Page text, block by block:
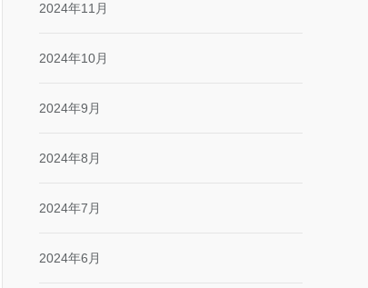
2024年11月
2024年10月
2024年9月
2024年8月
2024年7月
2024年6月